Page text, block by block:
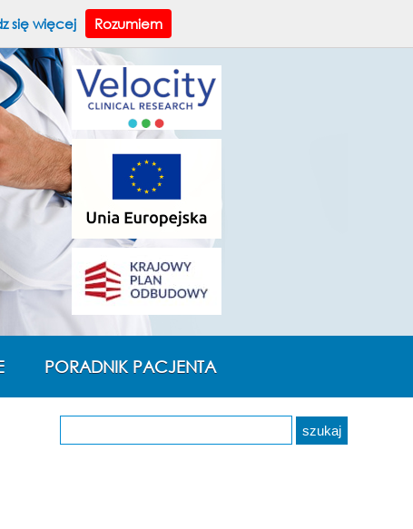
tekst: A A A WERSJA DLA NIEDOWIDZĄCYCH
PORADNIK PACJENTA
się więcej Rozumiem